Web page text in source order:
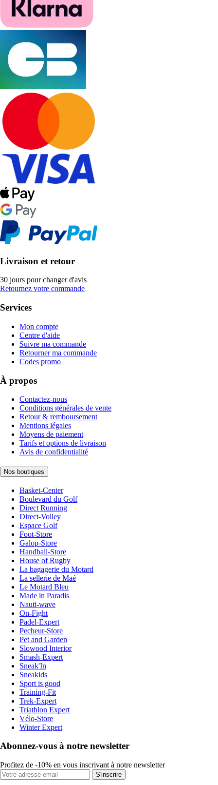
Livraison et retour
30 jours pour changer d'avis
Retournez votre commande
Services
Mon compte
Centre d'aide
Suivre ma commande
Retourner ma commande
Codes promo
À propos
Contactez-nous
Conditions générales de vente
Retour & remboursement
Mentions légales
Moyens de paiement
Tarifs et options de livraison
Avis de confidentialité
Nos boutiques
Basket-Center
Boulevard du Golf
Direct Running
Direct-Volley
Espace Golf
Foot-Store
Galop-Store
Handball-Store
House of Rugby
La bagagerie du Motard
La sellerie de Maé
Le Motard Bleu
Made in Paradis
Nauti-wave
On-Fight
Padel-Expert
Pecheur-Store
Pet and Garden
Slowood Interior
Smash-Expert
Sneak'In
Sneakids
Sport is good
Training-Fit
Trek-Expert
Triathlon Expert
Vélo-Store
Winter Expert
Abonnez-vous à notre newsletter
Profitez de -10% en vous inscrivant à notre newsletter
S'inscrire